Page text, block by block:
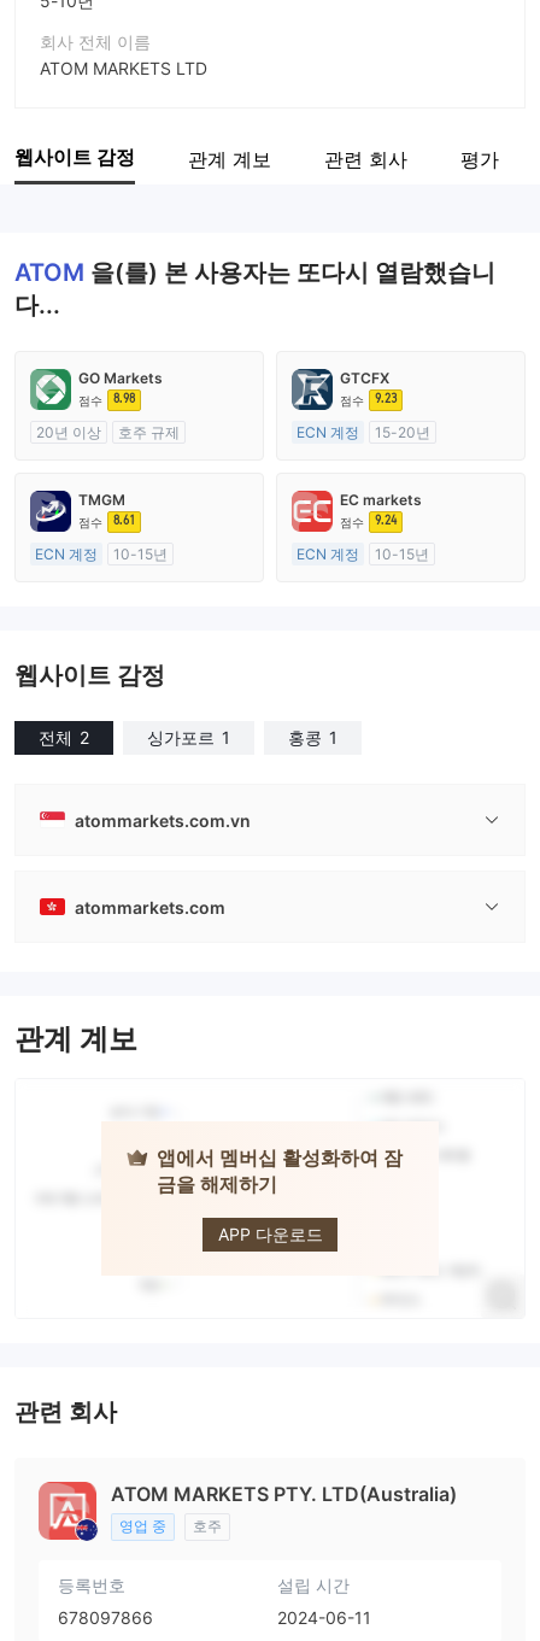
회사 전체 이름
ATOM MARKETS LTD
기업 직원
웹사이트 감정 관계 계보 관련 회사 평가
ATOM 을(를) 본 사용자는 또다시 열람했습니
다...
GO Markets
점수 8.98
20년 이상
호주 규제
cTrader
GTCFX
점수 9.23
ECN 계정
15-20년
외환 거래 라이선스 (MM)
마스터 레이블 MT4
TMGM
점수 8.61
ECN 계정
10-15년
EC markets
점수 9.24
ECN 계정
10-15년
웹사이트 감정
전체 2 싱가포르 1 홍콩 1
atommarkets.com.vn
atommarkets.com
관계 계보
앱에서 멤버십 활성화하여 잠
금을 해제하기
APP 다운로드
ATOM
관련 회사
ATOM MARKETS PTY. LTD(Australia)
영업 중 호주
등록번호
678097866
설립 시간
2024-06-11